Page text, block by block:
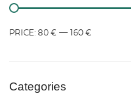
PRICE: 80 € —160 €
Categories